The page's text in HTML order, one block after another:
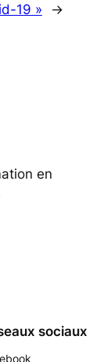
19 »
→
en
sociaux